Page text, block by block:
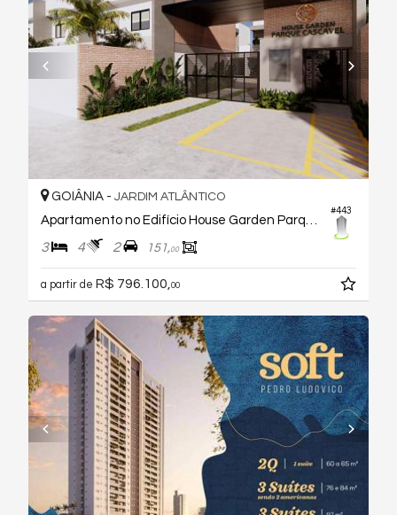
#443
GOIÂNIA - JARDIM ATLÂNTICO
3 4 2 151,00
a partir de R$ 796.100, 00